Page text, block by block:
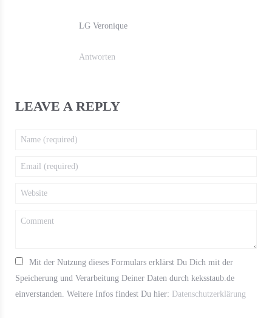
LG Veronique
Antworten
LEAVE A REPLY
Mit der Nutzung dieses Formulars erklärst Du Dich mit der
Speicherung und Verarbeitung Deiner Daten durch keksstaub.de
einverstanden. Weitere Infos findest Du hier: Datenschutzerklärung